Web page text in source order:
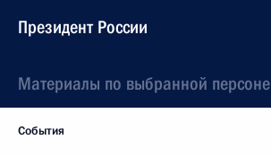
Президент России
Материалы по выбранной персоне
События